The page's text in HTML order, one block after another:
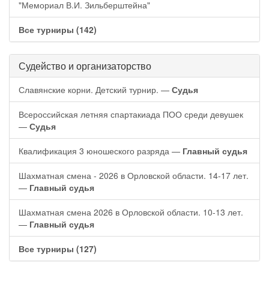
"Мемориал В.И. Зильберштейна"
Все турниры (142)
Судейство и организаторство
Славянские корни. Детский турнир. — Судья
Всероссийская летняя спартакиада ПОО среди девушек
— Судья
Квалификация 3 юношеского разряда — Главный судья
Шахматная смена - 2026 в Орловской области. 14-17 лет.
— Главный судья
Шахматная смена 2026 в Орловской области. 10-13 лет.
— Главный судья
Все турниры (127)